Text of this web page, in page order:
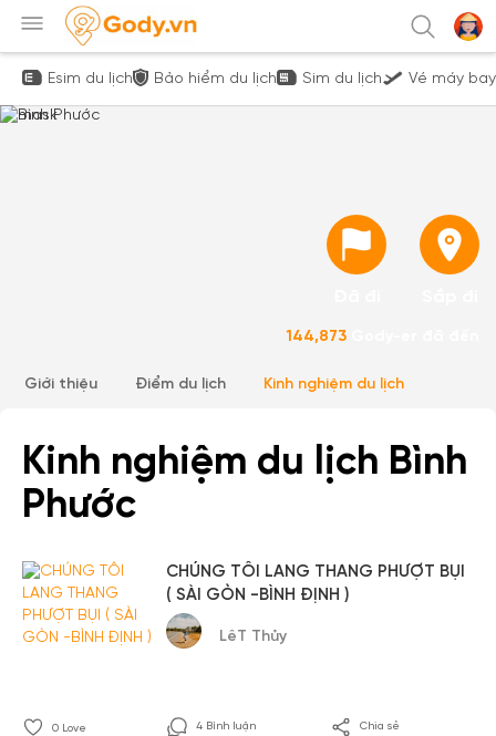
Esim du lịch Bảo hiểm du lịch Sim du lịch Vé máy bay
144,873
Giới thiệu Điểm du lịch Kinh nghiệm du lịch
Kinh nghiệm du lịch Bình
Phước
CHÚNG TÔI LANG THANG PHƯỢT BỤI
( SÀI GÒN -BÌNH ĐỊNH )
LêT Thủy
0 Love 4 Bình luận Chia sẻ